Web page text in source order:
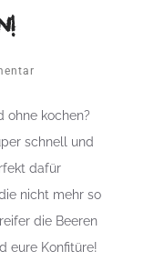
ohne kochen?
schnell und
dafür
nicht mehr so
die Beeren
eure Konfitüre!